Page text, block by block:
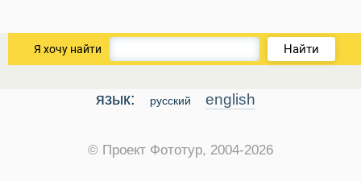
Я хочу найти Найти
язык: русский english
© Проект Фототур, 2004-2026